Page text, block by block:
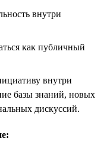
внутри
как публичный
внутри
базы знаний, новых
дискуссий.